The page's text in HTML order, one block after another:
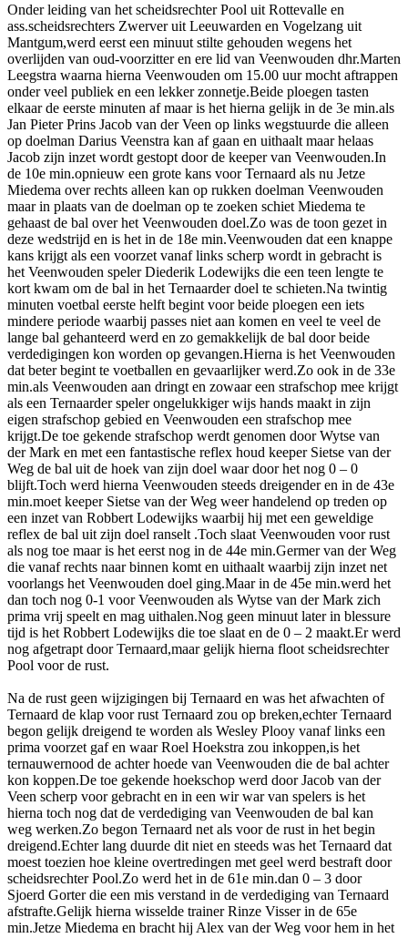
Onder leiding van het scheidsrechter Pool uit Rottevalle en
ass.scheidsrechters Zwerver uit Leeuwarden en Vogelzang uit
Mantgum,werd eerst een minuut stilte gehouden wegens het
overlijden van oud-voorzitter en ere lid van Veenwouden dhr.Marten
Leegstra waarna hierna Veenwouden om 15.00 uur mocht aftrappen
onder veel publiek en een lekker zonnetje.Beide ploegen tasten
elkaar de eerste minuten af maar is het hierna gelijk in de 3e min.als
Jan Pieter Prins Jacob van der Veen op links wegstuurde die alleen
op doelman Darius Veenstra kan af gaan en uithaalt maar helaas
Jacob zijn inzet wordt gestopt door de keeper van Veenwouden.In
de 10e min.opnieuw een grote kans voor Ternaard als nu Jetze
Miedema over rechts alleen kan op rukken doelman Veenwouden
maar in plaats van de doelman op te zoeken schiet Miedema te
gehaast de bal over het Veenwouden doel.Zo was de toon gezet in
deze wedstrijd en is het in de 18e min.Veenwouden dat een knappe
kans krijgt als een voorzet vanaf links scherp wordt in gebracht is
het Veenwouden speler Diederik Lodewijks die een teen lengte te
kort kwam om de bal in het Ternaarder doel te schieten.Na twintig
minuten voetbal eerste helft begint voor beide ploegen een iets
mindere periode waarbij passes niet aan komen en veel te veel de
lange bal gehanteerd werd en zo gemakkelijk de bal door beide
verdedigingen kon worden op gevangen.Hierna is het Veenwouden
dat beter begint te voetballen en gevaarlijker werd.Zo ook in de 33e
min.als Veenwouden aan dringt en zowaar een strafschop mee krijgt
als een Ternaarder speler ongelukkiger wijs hands maakt in zijn
eigen strafschop gebied en Veenwouden een strafschop mee
krijgt.De toe gekende strafschop werdt genomen door Wytse van
der Mark en met een fantastische reflex houd keeper Sietse van der
Weg de bal uit de hoek van zijn doel waar door het nog 0 – 0
blijft.Toch werd hierna Veenwouden steeds dreigender en in de 43e
min.moet keeper Sietse van der Weg weer handelend op treden op
een inzet van Robbert Lodewijks waarbij hij met een geweldige
reflex de bal uit zijn doel ranselt .Toch slaat Veenwouden voor rust
als nog toe maar is het eerst nog in de 44e min.Germer van der Weg
die vanaf rechts naar binnen komt en uithaalt waarbij zijn inzet net
voorlangs het Veenwouden doel ging.Maar in de 45e min.werd het
dan toch nog 0-1 voor Veenwouden als Wytse van der Mark zich
prima vrij speelt en mag uithalen.Nog geen minuut later in blessure
tijd is het Robbert Lodewijks die toe slaat en de 0 – 2 maakt.Er werd
nog afgetrapt door Ternaard,maar gelijk hierna floot scheidsrechter
Pool voor de rust.
Na de rust geen wijzigingen bij Ternaard en was het afwachten of
Ternaard de klap voor rust Ternaard zou op breken,echter Ternaard
begon gelijk dreigend te worden als Wesley Plooy vanaf links een
prima voorzet gaf en waar Roel Hoekstra zou inkoppen,is het
ternauwernood de achter hoede van Veenwouden die de bal achter
kon koppen.De toe gekende hoekschop werd door Jacob van der
Veen scherp voor gebracht en in een wir war van spelers is het
hierna toch nog dat de verdediging van Veenwouden de bal kan
weg werken.Zo begon Ternaard net als voor de rust in het begin
dreigend.Echter lang duurde dit niet en steeds was het Ternaard dat
moest toezien hoe kleine overtredingen met geel werd bestraft door
scheidsrechter Pool.Zo werd het in de 61e min.dan 0 – 3 door
Sjoerd Gorter die een mis verstand in de verdediging van Ternaard
afstrafte.Gelijk hierna wisselde trainer Rinze Visser in de 65e
min.Jetze Miedema en bracht hij Alex van der Weg voor hem in het